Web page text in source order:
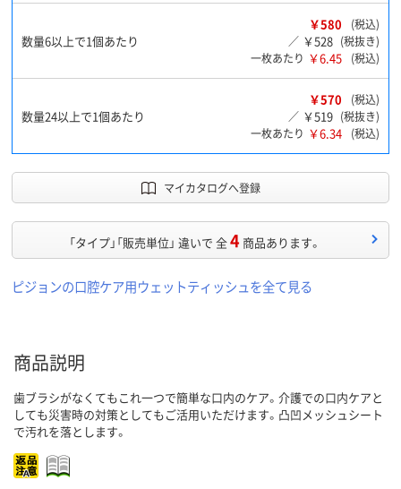
数量6以上で1個あたり
￥580
(税込)
／ ￥528 (税抜き)
一枚あたり ￥6.45 (税込)
数量24以上で1個あたり
￥570
(税込)
／ ￥519 (税抜き)
一枚あたり ￥6.34 (税込)
マイカタログへ登録
「タイプ」「販売単位」 違いで 全4 商品あります。
ピジョンの口腔ケア用ウェットティッシュを全て見る
商品説明
歯ブラシがなくてもこれ一つで簡単な口内のケア。介護での口内ケアと
しても災害時の対策としてもご活用いただけます。凸凹メッシュシート
で汚れを落とします。